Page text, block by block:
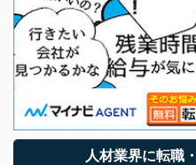
人材業界に転職